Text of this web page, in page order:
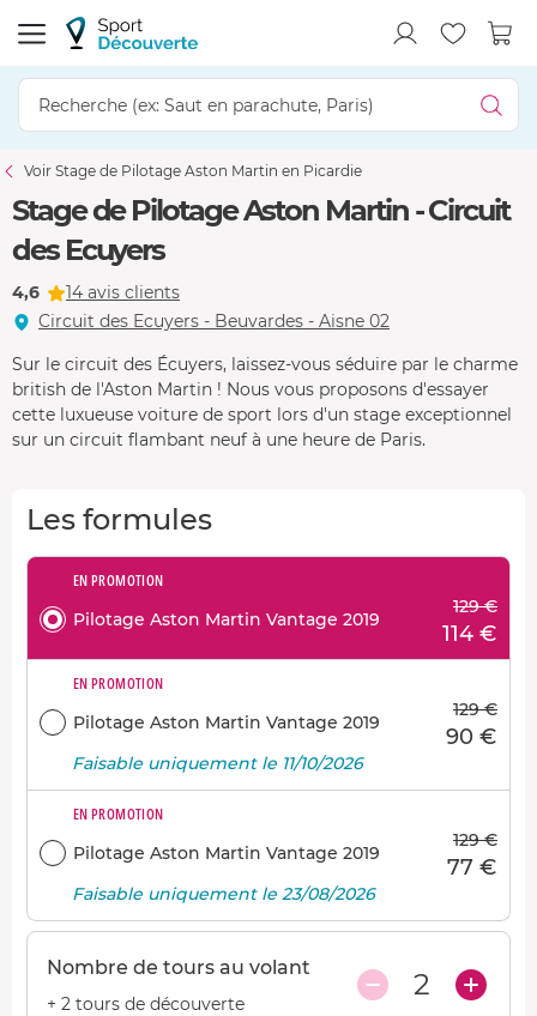
Voir Stage de Pilotage Aston Martin en Picardie
Stage de Pilotage Aston Martin - Circuit
des Ecuyers
4,6
14 avis clients
Circuit des Ecuyers - Beuvardes - Aisne 02
Sur le circuit des Écuyers, laissez-vous séduire par le charme
british de l'Aston Martin ! Nous vous proposons d'essayer
cette luxueuse voiture de sport lors d'un stage exceptionnel
sur un circuit flambant neuf à une heure de Paris.
Les formules
EN PROMOTION
Pilotage Aston Martin Vantage 2019
129 €
114 €
EN PROMOTION
Pilotage Aston Martin Vantage 2019
129 €
90 €
Faisable uniquement le 11/10/2026
EN PROMOTION
Pilotage Aston Martin Vantage 2019
129 €
77 €
Faisable uniquement le 23/08/2026
Nombre de tours au volant
+ 2 tours de découverte
2